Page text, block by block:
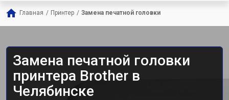
Главная / Принтер / Замена печатной головки
Замена печатной головки
принтера Brother в
Челябинске